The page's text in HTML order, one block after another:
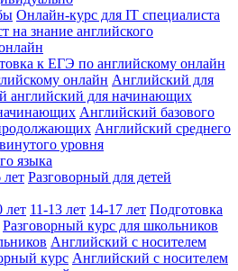
Онлайн-курс для IT специалиста
на знание английского
к ЕГЭ по английскому онлайн
онлайн Английский для
английский для начинающих
Английский базового
Английский среднего
уровня
языка
лет Разговорный для детей
лет 11-13 лет 14-17 лет Подготовка
Разговорный курс для школьников
Английский с носителем
курс Английский с носителем